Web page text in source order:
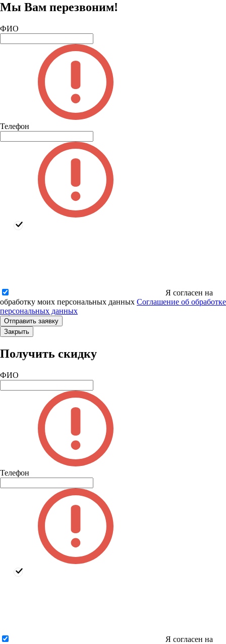
Мы Вам перезвоним!
ФИО
Телефон
Я согласен на
обработку моих персональных данных Соглашение об обработке
персональных данных
Закрыть
Получить скидку
ФИО
Телефон
Я согласен на